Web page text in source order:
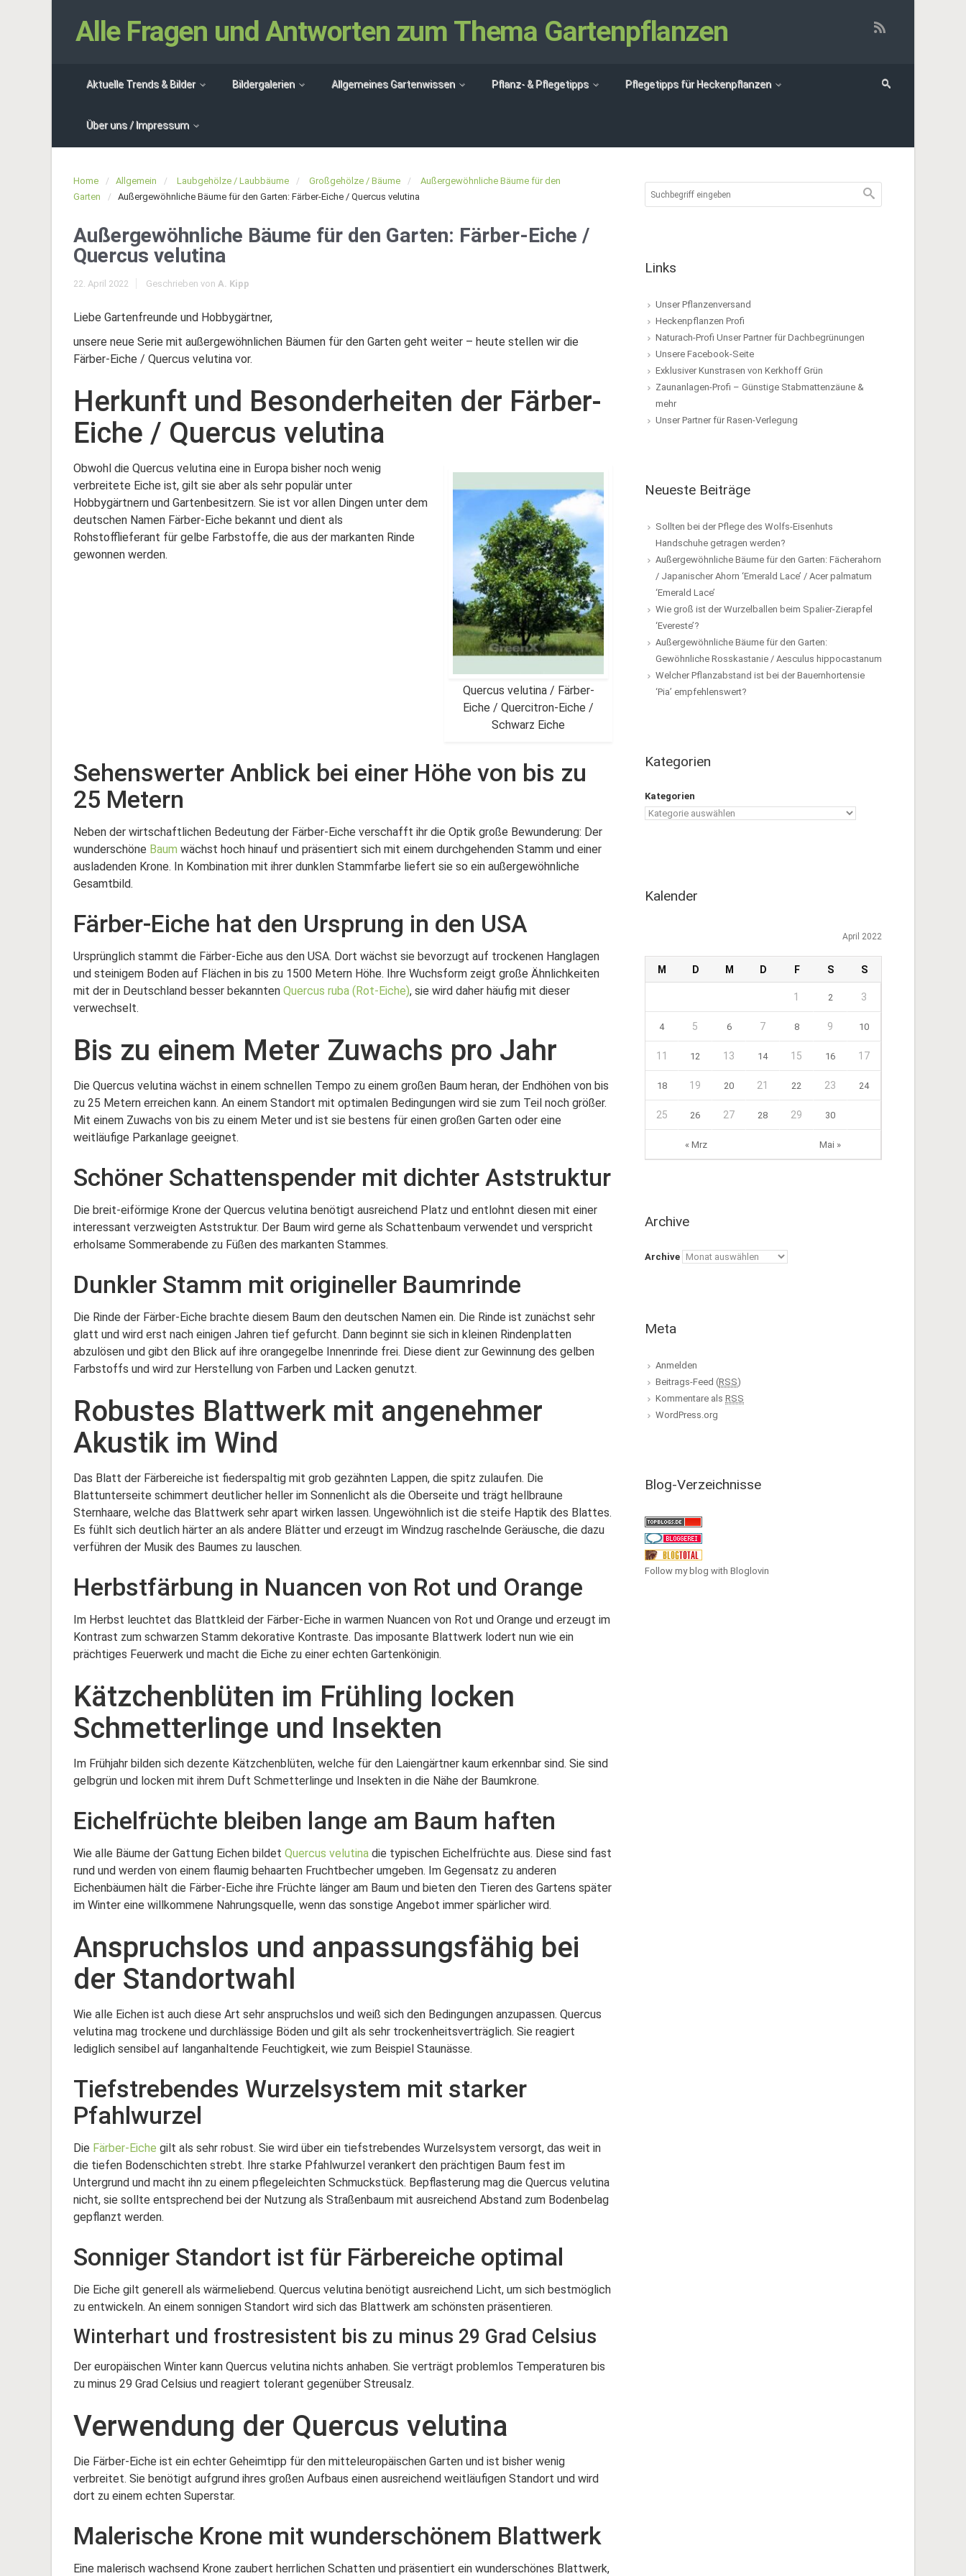
Alle Fragen und Antworten zum Thema Gartenpflanzen
Aktuelle Trends & Bilder Bildergalerien Allgemeines Gartenwissen Pflanz- & Pflegetipps Pflegetipps für Heckenpflanzen
Über uns / Impressum
Home Allgemein Laubgehölze / Laubbäume Großgehölze / Bäume
Außergewöhnliche Bäume für den
Garten
Außergewöhnliche Bäume für den Garten: Färber-Eiche / Quercus velutina
Außergewöhnliche Bäume für den Garten: Färber-Eiche /
Quercus velutina
22. April 2022 Geschrieben von A. Kipp
Liebe Gartenfreunde und Hobbygärtner,
unsere neue Serie mit außergewöhnlichen Bäumen für den Garten geht weiter – heute stellen wir die
Färber-Eiche / Quercus velutina vor.
Herkunft und Besonderheiten der Färber-
Eiche / Quercus velutina
Quercus velutina / Färber-
Eiche / Quercitron-Eiche /
Schwarz Eiche
Obwohl die Quercus velutina eine in Europa bisher noch wenig
verbreitete Eiche ist, gilt sie aber als sehr populär unter
Hobbygärtnern und Gartenbesitzern. Sie ist vor allen Dingen unter dem
deutschen Namen Färber-Eiche bekannt und dient als
Rohstofflieferant für gelbe Farbstoffe, die aus der markanten Rinde
gewonnen werden.
Sehenswerter Anblick bei einer Höhe von bis zu
25 Metern
Neben der wirtschaftlichen Bedeutung der Färber-Eiche verschafft ihr die Optik große Bewunderung: Der
wunderschöne Baum wächst hoch hinauf und präsentiert sich mit einem durchgehenden Stamm und einer
ausladenden Krone. In Kombination mit ihrer dunklen Stammfarbe liefert sie so ein außergewöhnliche
Gesamtbild.
Färber-Eiche hat den Ursprung in den USA
Ursprünglich stammt die Färber-Eiche aus den USA. Dort wächst sie bevorzugt auf trockenen Hanglagen
und steinigem Boden auf Flächen in bis zu 1500 Metern Höhe. Ihre Wuchsform zeigt große Ähnlichkeiten
mit der in Deutschland besser bekannten Quercus ruba (Rot-Eiche), sie wird daher häufig mit dieser
verwechselt.
Bis zu einem Meter Zuwachs pro Jahr
Die Quercus velutina wächst in einem schnellen Tempo zu einem großen Baum heran, der Endhöhen von bis
zu 25 Metern erreichen kann. An einem Standort mit optimalen Bedingungen wird sie zum Teil noch größer.
Mit einem Zuwachs von bis zu einem Meter und ist sie bestens für einen großen Garten oder eine
weitläufige Parkanlage geeignet.
Schöner Schattenspender mit dichter Aststruktur
Die breit-eiförmige Krone der Quercus velutina benötigt ausreichend Platz und entlohnt diesen mit einer
interessant verzweigten Aststruktur. Der Baum wird gerne als Schattenbaum verwendet und verspricht
erholsame Sommerabende zu Füßen des markanten Stammes.
Dunkler Stamm mit origineller Baumrinde
Die Rinde der Färber-Eiche brachte diesem Baum den deutschen Namen ein. Die Rinde ist zunächst sehr
glatt und wird erst nach einigen Jahren tief gefurcht. Dann beginnt sie sich in kleinen Rindenplatten
abzulösen und gibt den Blick auf ihre orangegelbe Innenrinde frei. Diese dient zur Gewinnung des gelben
Farbstoffs und wird zur Herstellung von Farben und Lacken genutzt.
Robustes Blattwerk mit angenehmer
Akustik im Wind
Das Blatt der Färbereiche ist fiederspaltig mit grob gezähnten Lappen, die spitz zulaufen. Die
Blattunterseite schimmert deutlicher heller im Sonnenlicht als die Oberseite und trägt hellbraune
Sternhaare, welche das Blattwerk sehr apart wirken lassen. Ungewöhnlich ist die steife Haptik des Blattes.
Es fühlt sich deutlich härter an als andere Blätter und erzeugt im Windzug raschelnde Geräusche, die dazu
verführen der Musik des Baumes zu lauschen.
Herbstfärbung in Nuancen von Rot und Orange
Im Herbst leuchtet das Blattkleid der Färber-Eiche in warmen Nuancen von Rot und Orange und erzeugt im
Kontrast zum schwarzen Stamm dekorative Kontraste. Das imposante Blattwerk lodert nun wie ein
prächtiges Feuerwerk und macht die Eiche zu einer echten Gartenkönigin.
Kätzchenblüten im Frühling locken
Schmetterlinge und Insekten
Im Frühjahr bilden sich dezente Kätzchenblüten, welche für den Laiengärtner kaum erkennbar sind. Sie sind
gelbgrün und locken mit ihrem Duft Schmetterlinge und Insekten in die Nähe der Baumkrone.
Eichelfrüchte bleiben lange am Baum haften
Wie alle Bäume der Gattung Eichen bildet Quercus velutina die typischen Eichelfrüchte aus. Diese sind fast
rund und werden von einem flaumig behaarten Fruchtbecher umgeben. Im Gegensatz zu anderen
Eichenbäumen hält die Färber-Eiche ihre Früchte länger am Baum und bieten den Tieren des Gartens später
im Winter eine willkommene Nahrungsquelle, wenn das sonstige Angebot immer spärlicher wird.
Anspruchslos und anpassungsfähig bei
der Standortwahl
Wie alle Eichen ist auch diese Art sehr anspruchslos und weiß sich den Bedingungen anzupassen. Quercus
velutina mag trockene und durchlässige Böden und gilt als sehr trockenheitsverträglich. Sie reagiert
lediglich sensibel auf langanhaltende Feuchtigkeit, wie zum Beispiel Staunässe.
Tiefstrebendes Wurzelsystem mit starker
Pfahlwurzel
Die Färber-Eiche gilt als sehr robust. Sie wird über ein tiefstrebendes Wurzelsystem versorgt, das weit in
die tiefen Bodenschichten strebt. Ihre starke Pfahlwurzel verankert den prächtigen Baum fest im
Untergrund und macht ihn zu einem pflegeleichten Schmuckstück. Bepflasterung mag die Quercus velutina
nicht, sie sollte entsprechend bei der Nutzung als Straßenbaum mit ausreichend Abstand zum Bodenbelag
gepflanzt werden.
Sonniger Standort ist für Färbereiche optimal
Die Eiche gilt generell als wärmeliebend. Quercus velutina benötigt ausreichend Licht, um sich bestmöglich
zu entwickeln. An einem sonnigen Standort wird sich das Blattwerk am schönsten präsentieren.
Winterhart und frostresistent bis zu minus 29 Grad Celsius
Der europäischen Winter kann Quercus velutina nichts anhaben. Sie verträgt problemlos Temperaturen bis
zu minus 29 Grad Celsius und reagiert tolerant gegenüber Streusalz.
Verwendung der Quercus velutina
Die Färber-Eiche ist ein echter Geheimtipp für den mitteleuropäischen Garten und ist bisher wenig
verbreitet. Sie benötigt aufgrund ihres großen Aufbaus einen ausreichend weitläufigen Standort und wird
dort zu einem echten Superstar.
Malerische Krone mit wunderschönem Blattwerk
Eine malerisch wachsend Krone zaubert herrlichen Schatten und präsentiert ein wunderschönes Blattwerk,
Links
Unser Pflanzenversand
Heckenpflanzen Profi
Naturach-Profi Unser Partner für Dachbegrünungen
Unsere Facebook-Seite
Exklusiver Kunstrasen von Kerkhoff Grün
Zaunanlagen-Profi – Günstige Stabmattenzäune &
mehr
Unser Partner für Rasen-Verlegung
Neueste Beiträge
Sollten bei der Pflege des Wolfs-Eisenhuts
Handschuhe getragen werden?
Außergewöhnliche Bäume für den Garten: Fächerahorn
/ Japanischer Ahorn ‘Emerald Lace’ / Acer palmatum
‘Emerald Lace’
Wie groß ist der Wurzelballen beim Spalier-Zierapfel
‘Evereste’?
Außergewöhnliche Bäume für den Garten:
Gewöhnliche Rosskastanie / Aesculus hippocastanum
Welcher Pflanzabstand ist bei der Bauernhortensie
‘Pia’ empfehlenswert?
Kategorien
Kategorien
Kalender
April 2022
M D M D F S S
« Mrz Mai »
1 2 3
4 5 6 7 8 9 10
11 12 13 14 15 16 17
18 19 20 21 22 23 24
25 26 27 28 29 30
Archive
Archive
Meta
Anmelden
Beitrags-Feed (RSS)
Kommentare als RSS
WordPress.org
Blog-Verzeichnisse
Follow my blog with Bloglovin